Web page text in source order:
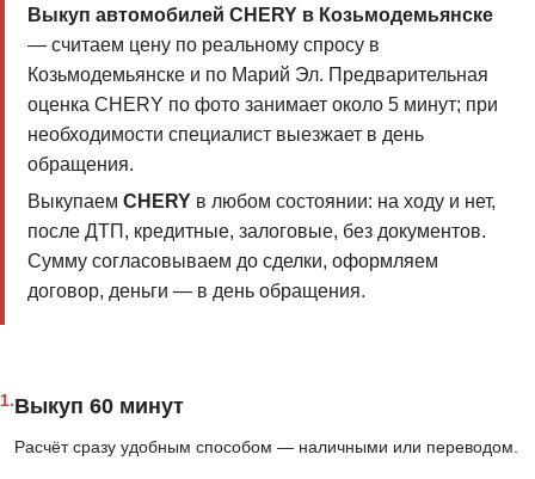
Выкуп автомобилей CHERY в Козьмодемьянске
— считаем цену по реальному спросу в
Козьмодемьянске и по Марий Эл. Предварительная
оценка CHERY по фото занимает около 5 минут; при
необходимости специалист выезжает в день
обращения.
Выкупаем CHERYв любом состоянии: на ходу и нет,
после ДТП, кредитные, залоговые, без документов.
Сумму согласовываем до сделки, оформляем
договор, деньги — в день обращения.
1.Выкуп 60 минут
Расчёт сразу удобным способом — наличными или переводом.